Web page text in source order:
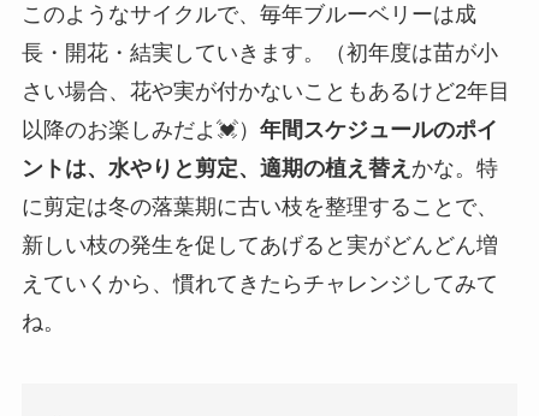
このようなサイクルで、毎年ブルーベリーは成
長・開花・結実していきます。（初年度は苗が小
さい場合、花や実が付かないこともあるけど2年目
以降のお楽しみだよ💓） 年間スケジュールのポイ
ントは、水やりと剪定、適期の植え替え かな。特
に剪定は冬の落葉期に古い枝を整理することで、
新しい枝の発生を促してあげると実がどんどん増
えていくから、慣れてきたらチャレンジしてみて
ね。